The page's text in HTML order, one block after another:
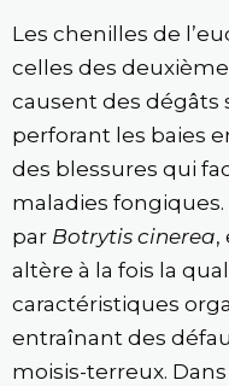
Les chenilles de
celles des
causent des dégâts
perforant les baies
des blessures qui
maladies
par Botrytis cinerea,
altère à la fois la
caractéristiques
entraînant des
moisis-terreux.